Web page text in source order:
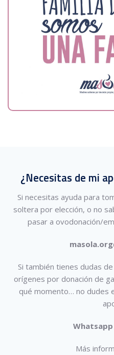
¿Necesitas de mi
Si necesitas ayuda para
soltera por elección, o no
pasar a ovodonación/
Si también tienes dudas
orígenes por donación de
qué momento… no dudes
Whatsapp
Más